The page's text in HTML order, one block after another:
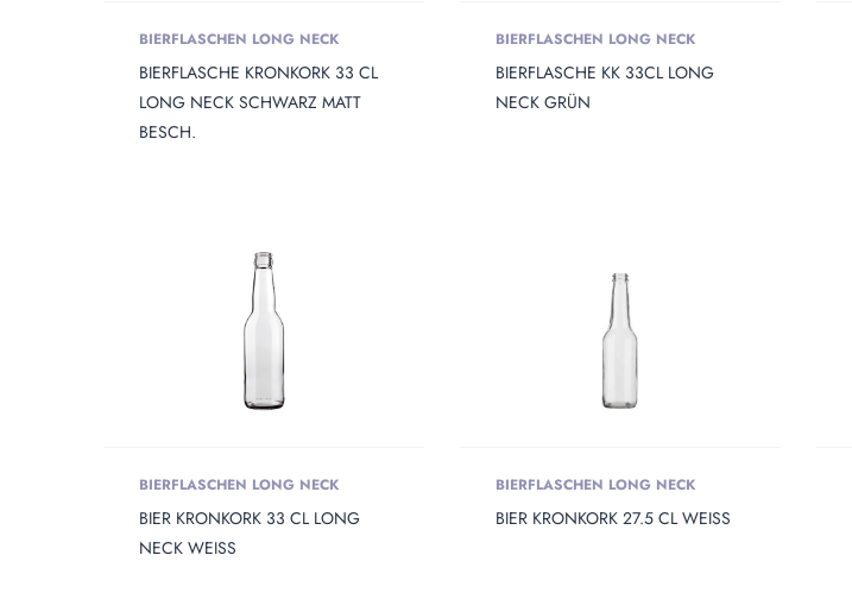
BIERFLASCHEN LONG NECK
BIERFLASCHE KRONKORK 33 CL
LONG NECK SCHWARZ MATT
BESCH.
BIERFLASCHEN LONG NECK
BIERFLASCHE KK 33CL LONG
NECK GRÜN
BIERFLASCHEN LONG NECK
BIER KRONKORK 33 CL LONG
NECK WEISS
BIERFLASCHEN LONG NECK
BIER KRONKORK 27.5 CL WEISS